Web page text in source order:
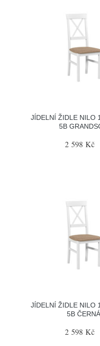
JÍDELNÍ ŽIDLE NILO
5B
2 598 Kč
JÍDELNÍ ŽIDLE NILO
5B ČERNÁ
2 598 Kč